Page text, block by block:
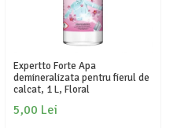
Expertto Forte Apa
demineralizata pentru fierul de
calcat, 1 L, Floral
5,00 Lei